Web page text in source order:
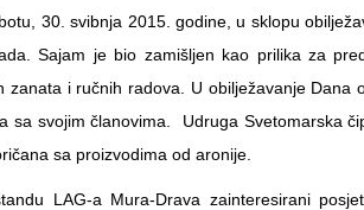
30. svibnja 2015. godine, u sklopu
Sajam je bio zamišljen kao prilika za
zanata i ručnih radova. U obilježavanje Dana
sa svojim članovima. Udruga Svetomarska
sa proizvodima od aronije.
LAG-a Mura-Drava zainteresirani